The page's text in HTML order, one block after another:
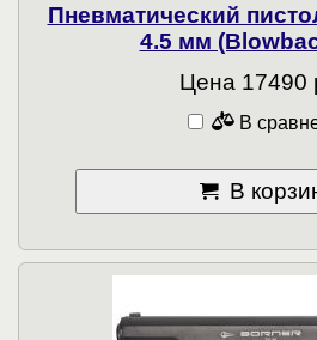
Пневматический
4.5 мм
Цена 17490
В
В